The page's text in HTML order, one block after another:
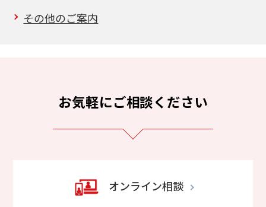
その他のご案内
お気軽にご相談ください
オンライン相談